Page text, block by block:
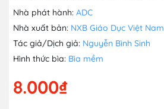
Nhà phát hành: ADC
Nhà xuất bản: NXB Giáo Dục Việt Nam
Tác giả/Dịch giả: Nguyễn Bình Sinh
Hình thức bìa: Bìa mềm
8.000₫